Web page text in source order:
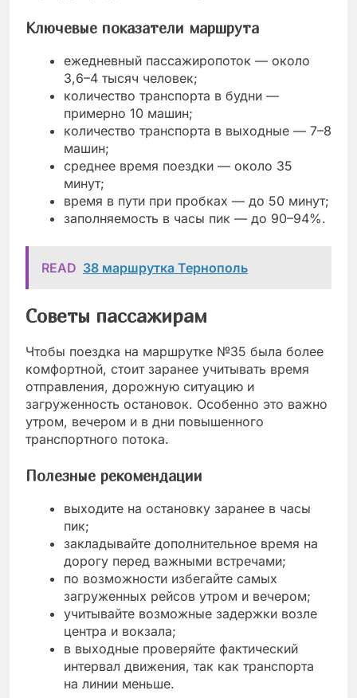
Ключевые показатели маршрута
ежедневный пассажиропоток — около
3,6–4 тысяч человек;
количество транспорта в будни —
примерно 10 машин;
количество транспорта в выходные — 7–8
машин;
среднее время поездки — около 35
минут;
время в пути при пробках — до 50 минут;
заполняемость в часы пик — до 90–94%.
READ 38 маршрутка Тернополь
Советы пассажирам
Чтобы поездка на маршрутке №35 была более
комфортной, стоит заранее учитывать время
отправления, дорожную ситуацию и
загруженность остановок. Особенно это важно
утром, вечером и в дни повышенного
транспортного потока.
Полезные рекомендации
выходите на остановку заранее в часы
пик;
закладывайте дополнительное время на
дорогу перед важными встречами;
по возможности избегайте самых
загруженных рейсов утром и вечером;
учитывайте возможные задержки возле
центра и вокзала;
в выходные проверяйте фактический
интервал движения, так как транспорта
на линии меньше.